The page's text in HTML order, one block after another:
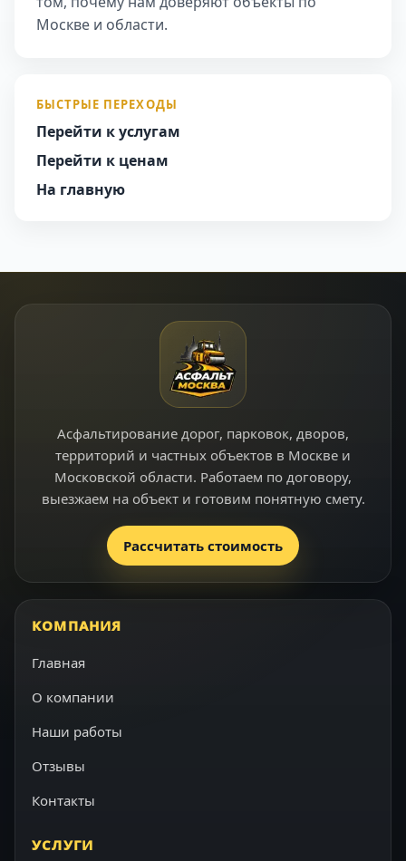
Москве и области.
БЫСТРЫЕ ПЕРЕХОДЫ
Перейти к услугам
Перейти к ценам
На главную
Асфальтирование дорог, парковок, дворов,
территорий и частных объектов в Москве и
Московской области. Работаем по договору,
выезжаем на объект и готовим понятную смету.
Рассчитать стоимость
КОМПАНИЯ
Главная
О компании
Наши работы
Отзывы
Контакты
УСЛУГИ